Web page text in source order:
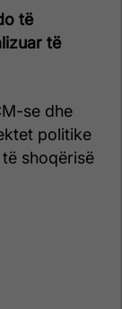
të
të
se dhe
politike
shoqërisë